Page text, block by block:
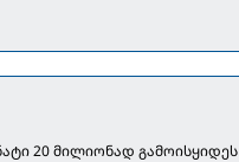
20 მილიონად გამოისყიდეს